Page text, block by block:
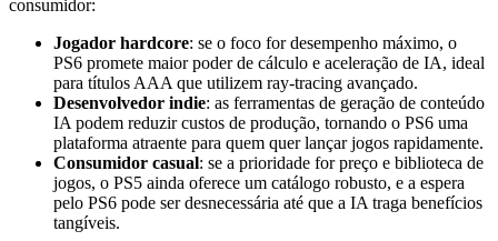
consumidor:
Jogador hardcore: se o foco for desempenho máximo, o
PS6 promete maior poder de cálculo e aceleração de IA, ideal
para títulos AAA que utilizem ray‑tracing avançado.
Desenvolvedor indie: as ferramentas de geração de conteúdo
IA podem reduzir custos de produção, tornando o PS6 uma
plataforma atraente para quem quer lançar jogos rapidamente.
Consumidor casual: se a prioridade for preço e biblioteca de
jogos, o PS5 ainda oferece um catálogo robusto, e a espera
pelo PS6 pode ser desnecessária até que a IA traga benefícios
tangíveis.